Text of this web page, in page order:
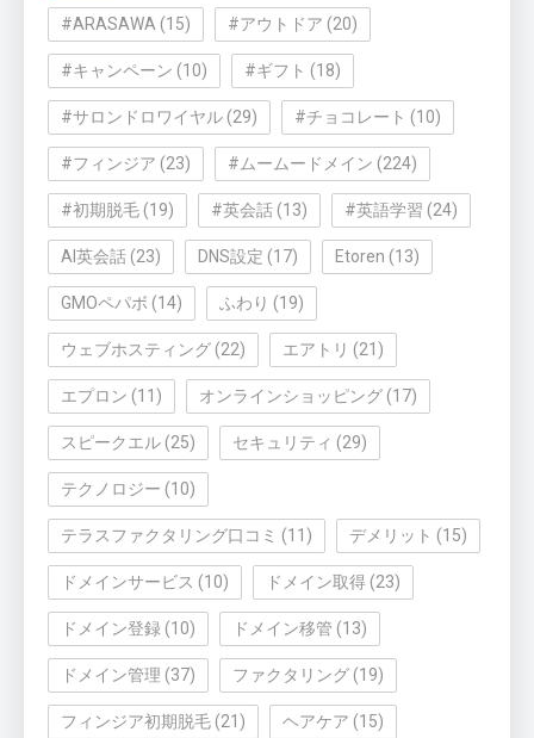
#ARASAWA (15) #アウトドア (20)
#キャンペーン (10) #ギフト (18)
#サロンドロワイヤル (29) #チョコレート (10)
#フィンジア (23) #ムームードメイン (224)
#初期脱毛 (19) #英会話 (13) #英語学習 (24)
AI英会話 (23) DNS設定 (17) Etoren (13)
GMOペパボ (14) ふわり (19)
ウェブホスティング (22) エアトリ (21)
エプロン (11) オンラインショッピング (17)
スピークエル (25) セキュリティ (29)
テクノロジー (10)
テラスファクタリング口コミ (11) デメリット (15)
ドメインサービス (10) ドメイン取得 (23)
ドメイン登録 (10) ドメイン移管 (13)
ドメイン管理 (37) ファクタリング (19)
フィンジア初期脱毛 (21) ヘアケア (15)